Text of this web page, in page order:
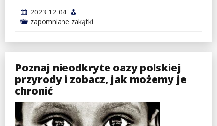
2023-12-04
zapomniane zakątki
Poznaj nieodkryte oazy polskiej
przyrody i zobacz, jak możemy je
chronić